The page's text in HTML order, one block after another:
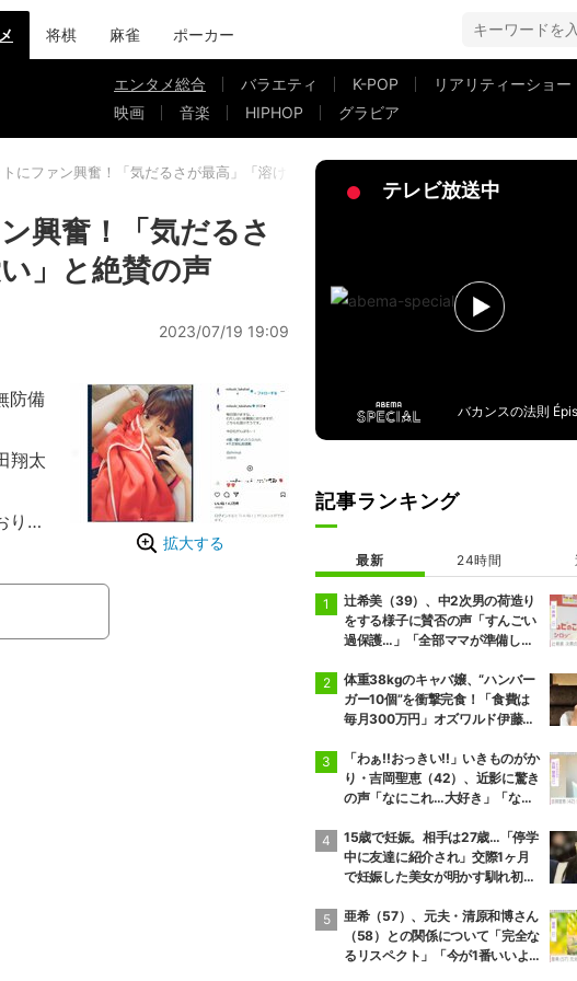
将棋 麻雀 ポーカー
エンタメ総合 バラエティ K-POP リアリティーショー
映画
音楽 HIPHOP グラビア
にファン興奮！「気だるさが最高」「溶けそうなくらい可愛い」と絶賛の声
興奮！「気だるさ
」と絶賛の声
2023/07/19 19:09
拡大する
防備
翔太
りま
をじ
そ
テレビ放送中
バカンスの法則
記事ランキング
最新 24時間
辻希美（39）、中2次男の荷造り
をする様子に賛否の声「すんごい
過保護…」「全部ママが準備して
体重38kgのキャバ嬢、“ハンバー
ガー10個”を衝撃完食！「食費は
毎月300万円」オズワルド伊藤も
「わぁ!!おっきい!!」いきものがか
り・吉岡聖恵（42）、近影に驚き
の声「なにこれ…大好き」「なん
15歳で妊娠。相手は27歳…「停学
中に友達に紹介され」交際1ヶ月
で妊娠した美女が明かす馴れ初め
絶句
亜希（57）、元夫・清原和博さん
（58）との関係について「完全な
るリスペクト」「今が1番いいよ